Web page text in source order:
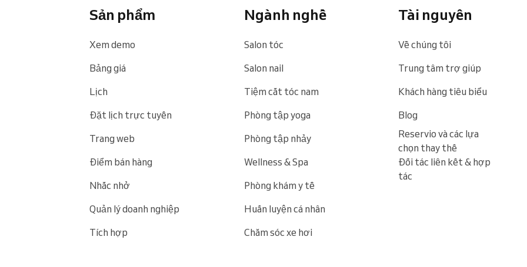
Sản phẩm
Xem demo
Bảng giá
Lịch
Đặt lịch trực tuyến
Trang web
Điểm bán hàng
Nhắc nhở
Quản lý doanh nghiệp
Tích hợp
Ngành nghề
Salon tóc
Salon nail
Tiệm cắt tóc nam
Phòng tập yoga
Phòng tập nhảy
Wellness & Spa
Phòng khám y tế
Huấn luyện cá nhân
Chăm sóc xe hơi
Tài nguyên
Về chúng tôi
Trung tâm trợ giúp
Khách hàng tiêu biểu
Blog
Reservio và các lựa
chọn thay thế
Đối tác liên kết & hợp
tác